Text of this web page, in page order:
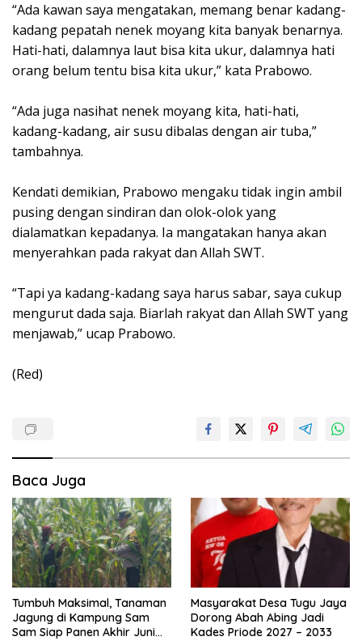
“Ada kawan saya mengatakan, memang benar kadang-
kadang pepatah nenek moyang kita banyak benarnya.
Hati-hati, dalamnya laut bisa kita ukur, dalamnya hati
orang belum tentu bisa kita ukur,” kata Prabowo.
“Ada juga nasihat nenek moyang kita, hati-hati,
kadang-kadang, air susu dibalas dengan air tuba,”
tambahnya.
Kendati demikian, Prabowo mengaku tidak ingin ambil
pusing dengan sindiran dan olok-olok yang
dialamatkan kepadanya. Ia mangatakan hanya akan
menyerahkan pada rakyat dan Allah SWT.
“Tapi ya kadang-kadang saya harus sabar, saya cukup
mengurut dada saja. Biarlah rakyat dan Allah SWT yang
menjawab,” ucap Prabowo.
(Red)
Baca Juga
Tumbuh Maksimal, Tanaman
Jagung di Kampung Sam
Sam Siap Panen Akhir Juni
Masyarakat Desa Tugu Jaya
Dorong Abah Abing Jadi
Kades Priode 2027 – 2033